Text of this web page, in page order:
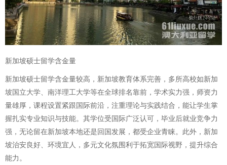
新加坡硕士留学含金量
新加坡硕士留学含金量较高，新加坡教育体系完善，多所高校如新加
坡国立大学、南洋理工大学等在全球排名靠前，学术实力强，师资力
量雄厚，课程设置紧跟国际前沿，注重理论与实践结合，能让学生掌
握扎实专业知识与技能。其学位受国际广泛认可，毕业后就业竞争力
强，无论留在新加坡本地还是回国发展，都受企业青睐。此外，新加
坡治安良好、环境宜人，多元文化氛围利于拓宽国际视野，提升综合
能力。